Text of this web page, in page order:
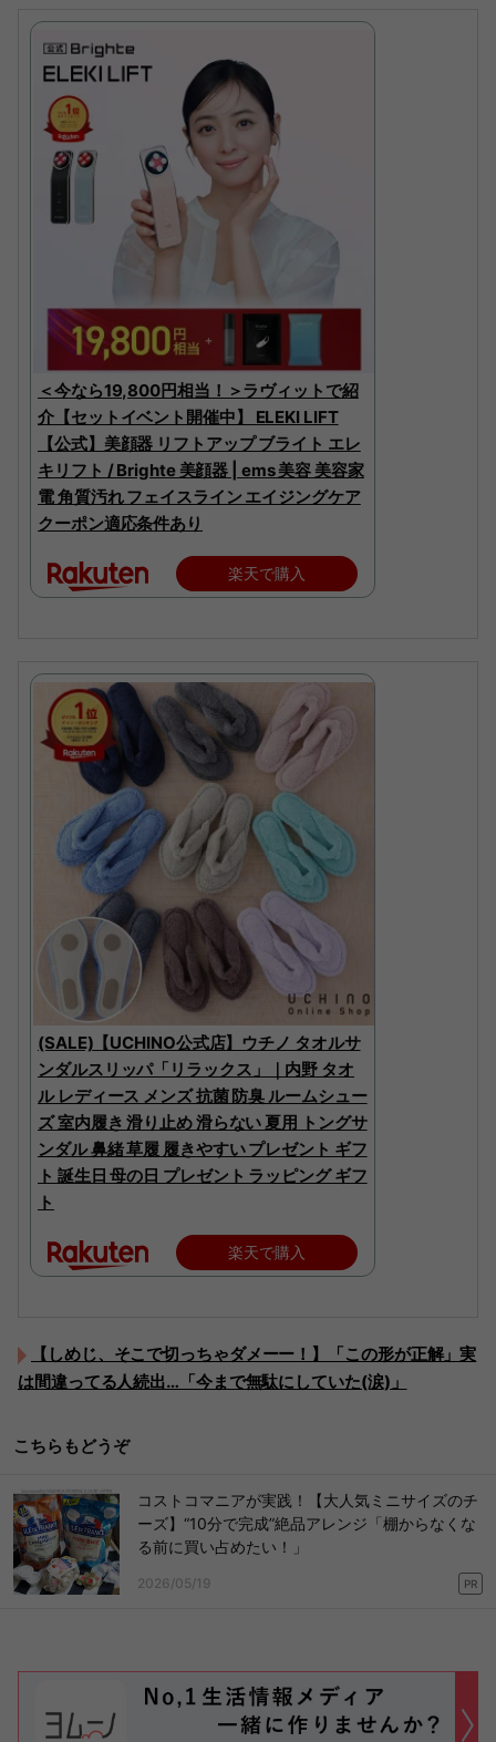
＜今なら19,800円相当！＞ラヴィットで紹
介【セットイベント開催中】 ELEKI LIFT
【公式】美顔器 リフトアップ ブライト エレ
キリフト / Brighte 美顔器 | ems 美容 美容家
電 角質汚れ フェイスライン エイジングケア
クーポン適応条件あり
楽天で購入
(SALE)【UCHINO公式店】ウチノ タオルサ
ンダルスリッパ「リラックス」｜内野 タオ
ル レディース メンズ 抗菌 防臭 ルームシュー
ズ 室内履き 滑り止め 滑らない 夏用 トングサ
ンダル 鼻緒 草履 履きやすい プレゼント ギフ
ト 誕生日 母の日 プレゼント ラッピング ギフ
ト
楽天で購入
【しめじ、そこで切っちゃダメーー！】「この形が正解」実
は間違ってる人続出…「今まで無駄にしていた(涙)」
こちらもどうぞ
コストコマニアが実践！【大人気ミニサイズのチ
ーズ】“10分で完成”絶品アレンジ「棚からなくな
る前に買い占めたい！」
2026/05/19 PR